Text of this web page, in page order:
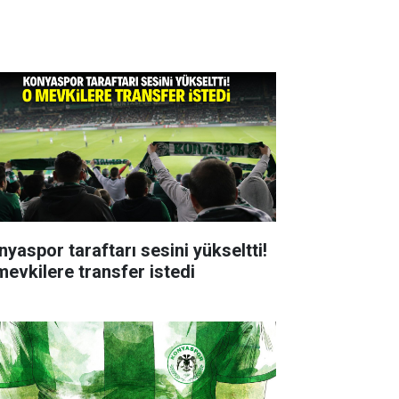
taraftarı sesini yükseltti!
transfer istedi